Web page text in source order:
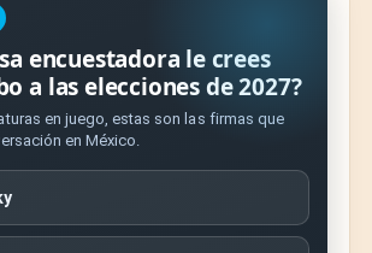
encuestadora le crees
a las elecciones de 2027?
en juego, estas son las firmas que
en México.